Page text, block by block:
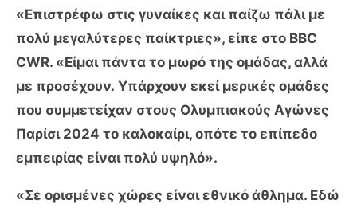
«Επιστρέφω στις γυναίκες και παίζω πάλι με
πολύ μεγαλύτερες παίκτριες», είπε στο BBC
CWR. «Είμαι πάντα το μωρό της ομάδας, αλλά
με προσέχουν. Υπάρχουν εκεί μερικές ομάδες
που συμμετείχαν στους Ολυμπιακούς Αγώνες
Παρίσι 2024 το καλοκαίρι, οπότε το επίπεδο
εμπειρίας είναι πολύ υψηλό».
«Σε ορισμένες χώρες είναι εθνικό άθλημα. Εδώ